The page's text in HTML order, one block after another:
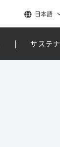
日本語
サステ